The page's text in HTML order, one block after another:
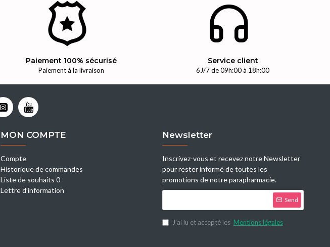
Paiement 100% sécurisé
Paiement à la livraison
Service client
6J/7 de 09h:00 à 18h:00
MON COMPTE
Compte
Historique de commandes
Liste de souhaits 0
Lettre d’information
Newsletter
Inscrivez-vous et recevez notre Newsletter
pour rester informé de toutes les
promotions de notre parapharmacie.
Send
J’ai lu et accepté les Mentions légales